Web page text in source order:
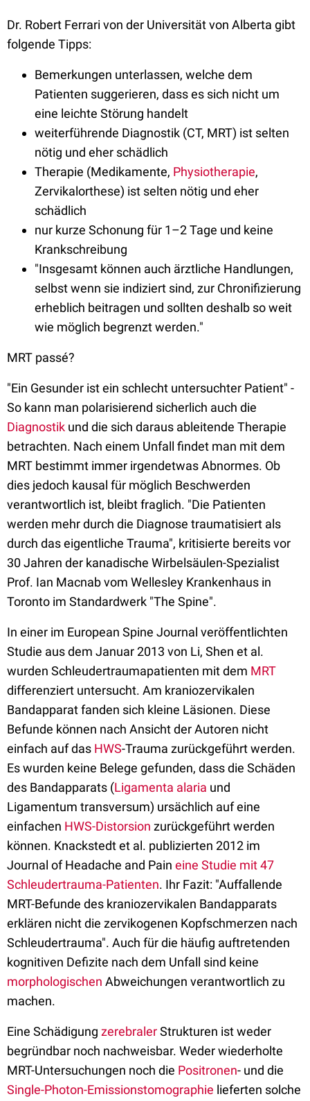
Dr. Robert Ferrari von der Universität von Alberta gibt
folgende Tipps:
Bemerkungen unterlassen, welche dem
Patienten suggerieren, dass es sich nicht um
eine leichte Störung handelt
weiterführende Diagnostik (CT, MRT) ist selten
nötig und eher schädlich
Therapie (Medikamente, Physiotherapie,
Zervikalorthese) ist selten nötig und eher
schädlich
nur kurze Schonung für 1–2 Tage und keine
Krankschreibung
"Insgesamt können auch ärztliche Handlungen,
selbst wenn sie indiziert sind, zur Chronifizierung
erheblich beitragen und sollten deshalb so weit
wie möglich begrenzt werden."
MRT passé?
"Ein Gesunder ist ein schlecht untersuchter Patient" -
So kann man polarisierend sicherlich auch die
Diagnostik und die sich daraus ableitende Therapie
betrachten. Nach einem Unfall findet man mit dem
MRT bestimmt immer irgendetwas Abnormes. Ob
dies jedoch kausal für möglich Beschwerden
verantwortlich ist, bleibt fraglich. "Die Patienten
werden mehr durch die Diagnose traumatisiert als
durch das eigentliche Trauma", kritisierte bereits vor
30 Jahren der kanadische Wirbelsäulen-Spezialist
Prof. Ian Macnab vom Wellesley Krankenhaus in
Toronto im Standardwerk "The Spine".
In einer im European Spine Journal veröffentlichten
Studie aus dem Januar 2013 von Li, Shen et al.
wurden Schleudertraumapatienten mit dem MRT
differenziert untersucht. Am kraniozervikalen
Bandapparat fanden sich kleine Läsionen. Diese
Befunde können nach Ansicht der Autoren nicht
einfach auf das HWS-Trauma zurückgeführt werden.
Es wurden keine Belege gefunden, dass die Schäden
des Bandapparats (Ligamenta alaria und
Ligamentum transversum) ursächlich auf eine
einfachen HWS-Distorsion zurückgeführt werden
können. Knackstedt et al. publizierten 2012 im
Journal of Headache and Pain eine Studie mit 47
Schleudertrauma-Patienten. Ihr Fazit: "Auffallende
MRT-Befunde des kraniozervikalen Bandapparats
erklären nicht die zervikogenen Kopfschmerzen nach
Schleudertrauma". Auch für die häufig auftretenden
kognitiven Defizite nach dem Unfall sind keine
morphologischen Abweichungen verantwortlich zu
machen.
Eine Schädigung zerebralerStrukturen ist weder
begründbar noch nachweisbar. Weder wiederholte
MRT-Untersuchungen noch die Positronen- und die
Single-Photon-Emissionstomographie lieferten solche